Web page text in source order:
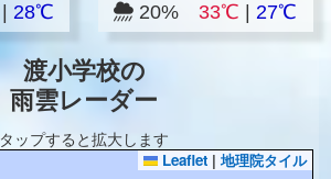
28℃ 20%33℃ |27℃
渡小学校の
雨雲レーダー
タップすると拡大します
Leaflet | 地理院タイル